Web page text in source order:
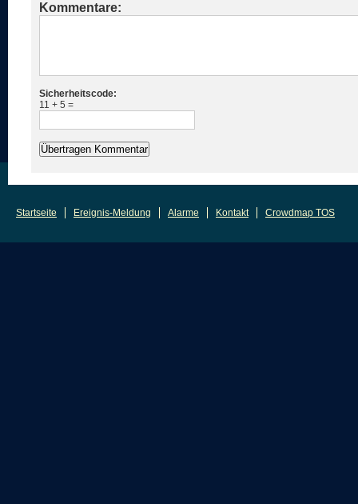
Kommentare:
Sicherheitscode:
11 + 5 =
Startseite Ereignis-Meldung Alarme Kontakt Crowdmap TOS